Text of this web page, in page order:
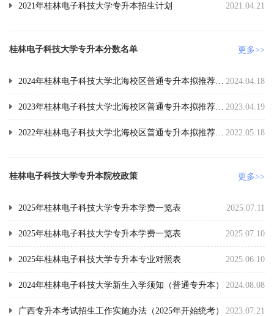
2021年桂林电子科技大学专升本招生计划 2021.04.21
桂林电子科技大学专升本分数名单 更多>>
2024.04.18
2023.04.19
2022.05.18
桂林电子科技大学专升本院校政策 更多>>
2025年桂林电子科技大学专升本学费一览表 2025.07.11
2025年桂林电子科技大学专升本学费一览表 2025.07.10
2025年桂林电子科技大学专升本专业对照表 2025.06.10
2024年桂林电子科技大学新生入学须知（普通专升本） 2024.08.08
广西专升本考试招生工作实施办法（2025年开始统考） 2023.07.21